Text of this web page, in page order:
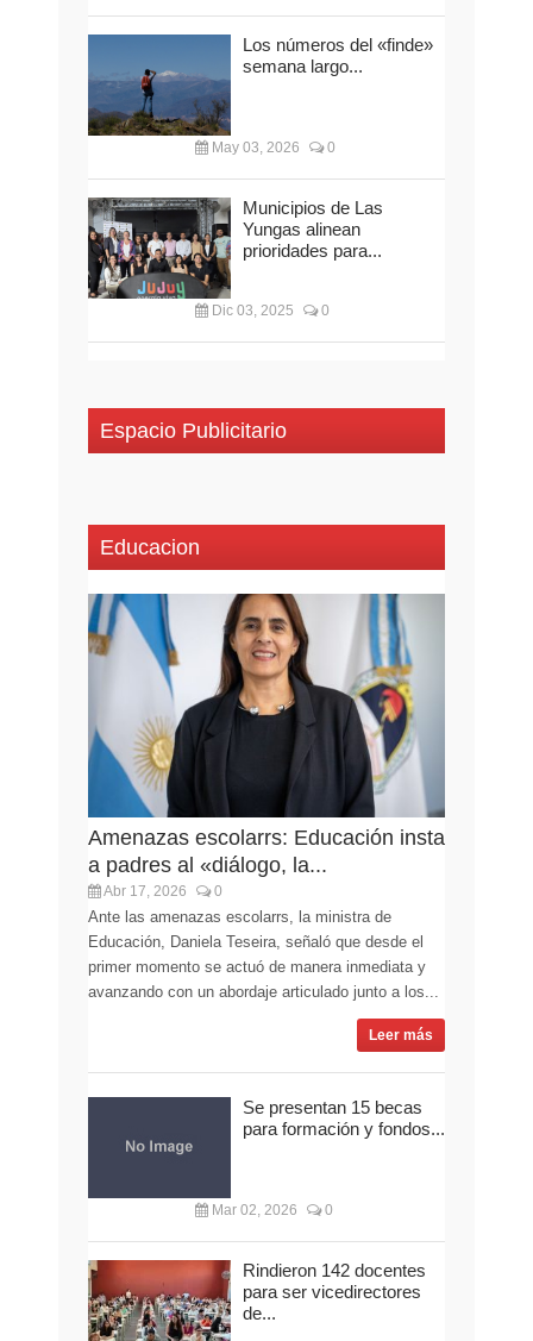
Los números del «finde»
semana largo...
May 03, 2026 0
Municipios de Las
Yungas alinean
prioridades para...
Dic 03, 2025 0
Espacio Publicitario
Educacion
Amenazas escolarrs: Educación insta
a padres al «diálogo, la...
Abr 17, 2026 0
Ante las amenazas escolarrs, la ministra de
Educación, Daniela Teseira, señaló que desde el
primer momento se actuó de manera inmediata y
avanzando con un abordaje articulado junto a los...
Leer más
Se presentan 15 becas
para formación y fondos...
Mar 02, 2026 0
Rindieron 142 docentes
para ser vicedirectores
de...